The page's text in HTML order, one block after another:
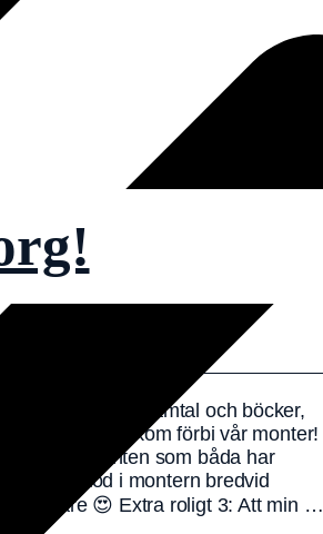
inspirerande samtal och böcker,
som kom förbi vår monter!
@boktanten som båda har
stod i montern bredvid
😍 Extra roligt 3: Att min …